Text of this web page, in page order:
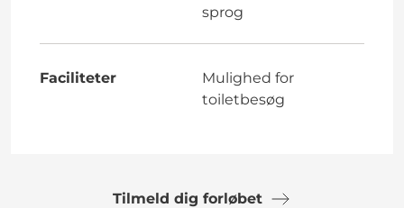
sprog
Faciliteter
Mulighed for
toiletbesøg
Tilmeld dig forløbet